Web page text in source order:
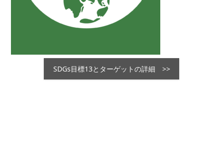
SDGs目標13とターゲットの詳細 >>